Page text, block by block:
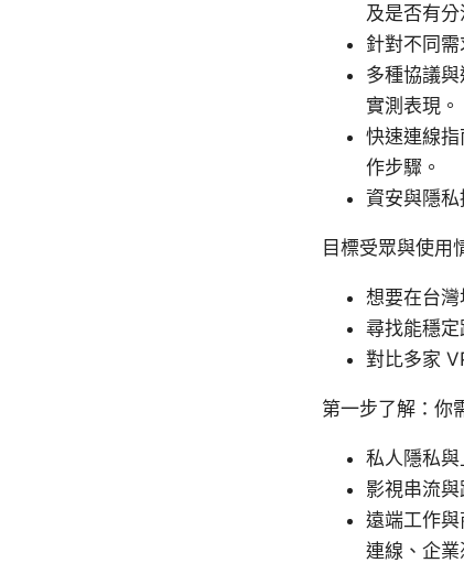
及是否有
針對不同
多種協議
實測表現。
快速連線
作步驟。
資安與隱
目標受眾與使用
想要在台
尋找能穩
對比多家
第一步了解：你
私人隱私
影視串流
遠端工作
連線、企業